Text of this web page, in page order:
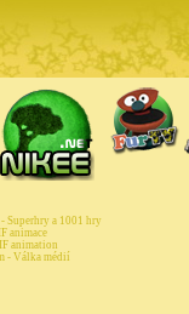
Superhry a 1001 hry
animace
animation
- Válka médií